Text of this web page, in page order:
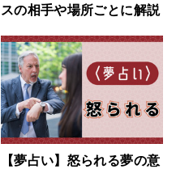
スの相手や場所ごとに解説
【夢占い】怒られる夢の意